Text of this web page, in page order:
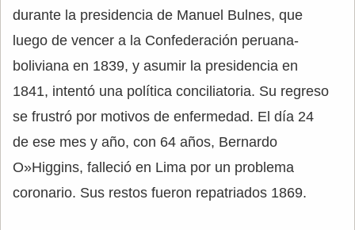
durante la presidencia de Manuel Bulnes, que
luego de vencer a la Confederación peruana-
boliviana en 1839, y asumir la presidencia en
1841, intentó una política conciliatoria. Su regreso
se frustró por motivos de enfermedad. El día 24
de ese mes y año, con 64 años, Bernardo
O»Higgins, falleció en Lima por un problema
coronario. Sus restos fueron repatriados 1869.